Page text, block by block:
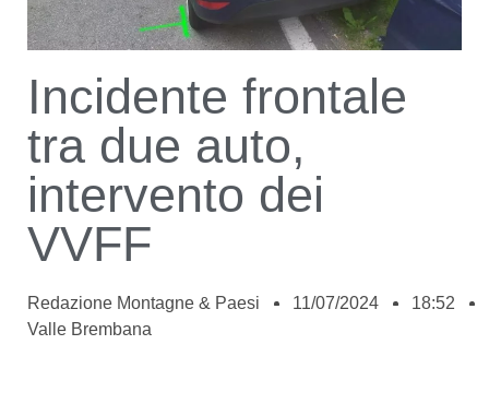
Incidente frontale
tra due auto,
intervento dei
VVFF
Redazione Montagne & Paesi 11/07/2024
18:52
Valle Brembana